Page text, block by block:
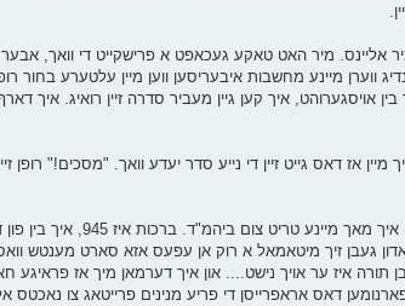
אליינס. מיר האט טאקע געכאפט א פרישקייט די וואך, אבער
ווערן מיינע מחשבות איבעריסען ווען מיין עלטערע בחור
מיין אז דאס גייט זיין די נייע סדר יעדע וואך. "מסכים!" רופן
עס איז האלב צען און
אדון געבן זיך מיטאמאל א רוק אן עפעס אזא סארט מענטש
דאס אראפרייסן די פריע מנינים פרייטאג צו